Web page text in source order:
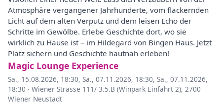
Atmosphäre vergangener Jahrhunderte, vom flackernden
Licht auf dem alten Verputz und dem leisen Echo der
Schritte im Gewölbe. Erlebe Geschichte dort, wo sie
wirklich zu Hause ist – im Hildegard von Bingen Haus. Jetzt
Platz sichern und Geschichte hautnah erleben!
Magic Lounge Experience
Sa., 15.08.2026, 18:30, Sa., 07.11.2026, 18:30, Sa., 07.11.2026,
18:30 · Wiener Strasse 111/ 3.5.B (Winpark Einfahrt 2), 2700
Wiener Neustadt